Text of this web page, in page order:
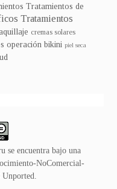
Tratamientos de
Tratamientos
cremas solares
operación bikini piel seca
se encuentra bajo una
NoComercial-
Unported